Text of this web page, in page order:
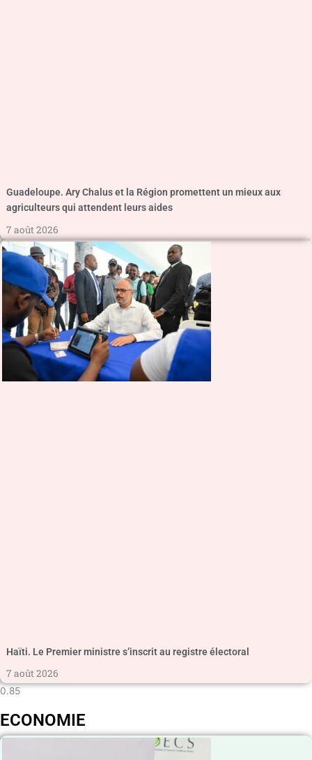
Guadeloupe. Ary Chalus et la Région promettent un mieux aux
agriculteurs qui attendent leurs aides
7 août 2026
Haïti. Le Premier ministre s’inscrit au registre électoral
7 août 2026
ECONOMIE